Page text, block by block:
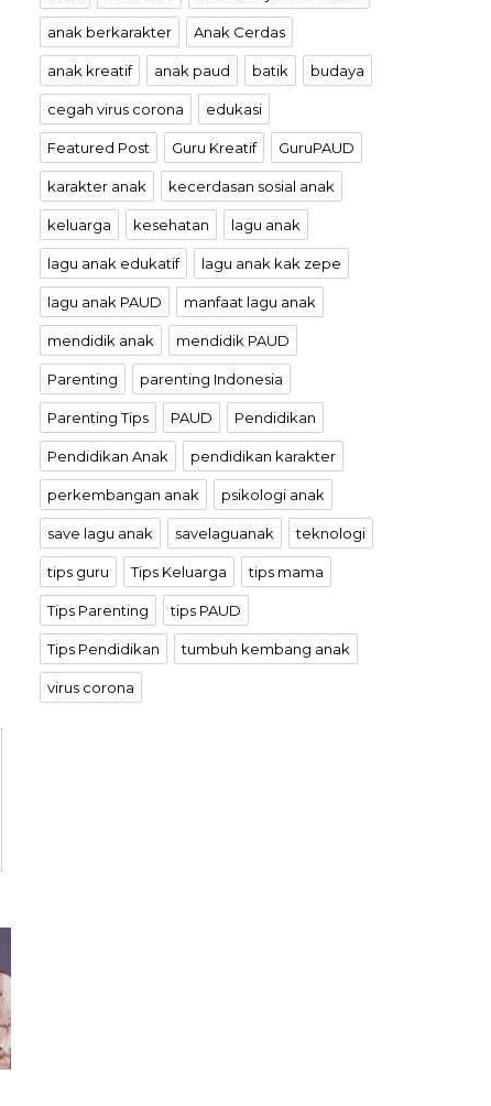
anak berkarakter Anak Cerdas
anak kreatif anak paud batik budaya
cegah virus corona edukasi
Featured Post Guru Kreatif GuruPAUD
karakter anak kecerdasan sosial anak
keluarga kesehatan lagu anak
lagu anak edukatif lagu anak kak zepe
lagu anak PAUD manfaat lagu anak
mendidik anak mendidik PAUD
Parenting parenting Indonesia
Parenting Tips PAUD Pendidikan
Pendidikan Anak pendidikan karakter
perkembangan anak psikologi anak
save lagu anak savelaguanak teknologi
tips guru Tips Keluarga tips mama
Tips Parenting tips PAUD
Tips Pendidikan tumbuh kembang anak
virus corona